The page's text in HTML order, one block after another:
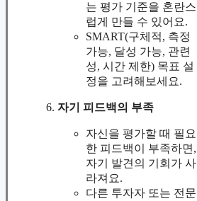
는 평가 기준을 혼란스
럽게 만들 수 있어요.
SMART(구체적, 측정
가능, 달성 가능, 관련
성, 시간 제한) 목표 설
정을 고려해보세요.
자기 피드백의 부족
자신을 평가할 때 필요
한 피드백이 부족하면,
자기 발견의 기회가 사
라져요.
다른 투자자 또는 전문